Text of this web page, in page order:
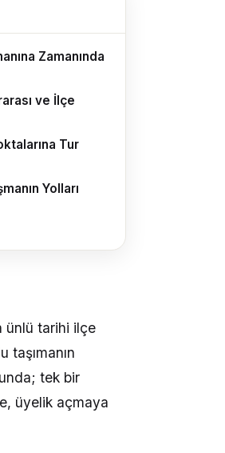
Zamanında
ve İlçe
Tur
Yolları
ünlü tarihi ilçe
taşımanın
tek bir
üyelik açmaya